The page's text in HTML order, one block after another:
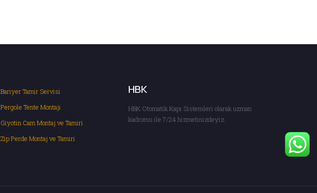
Bariyer Tamir Servisi
Pergole Tente Montajı
Giyotin Cam Montaj ve Tamiri
Zip Perde Montaj ve Tamiri
HBK
HBK Otomatik Kapı Sistemleri olarak uzman
kadromu ile 7/24 hizmetinizdeyiz.